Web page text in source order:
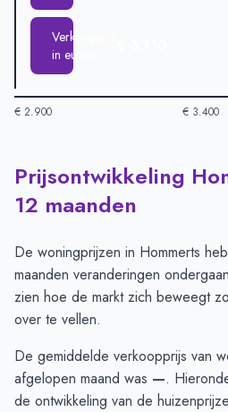
Verkoopprijs
in euro's
€ 2.900 € 3.400
Huizenprijzen in Hommerts per m2
Type
Vraagprijs in euro's
Prijsontwikkeling
12 maanden
De woningprijzen in Hommerts
maanden veranderingen
zien hoe de markt zich beweegt
over te vellen.
De gemiddelde verkoopprijs van
afgelopen maand was —.
de ontwikkeling van de